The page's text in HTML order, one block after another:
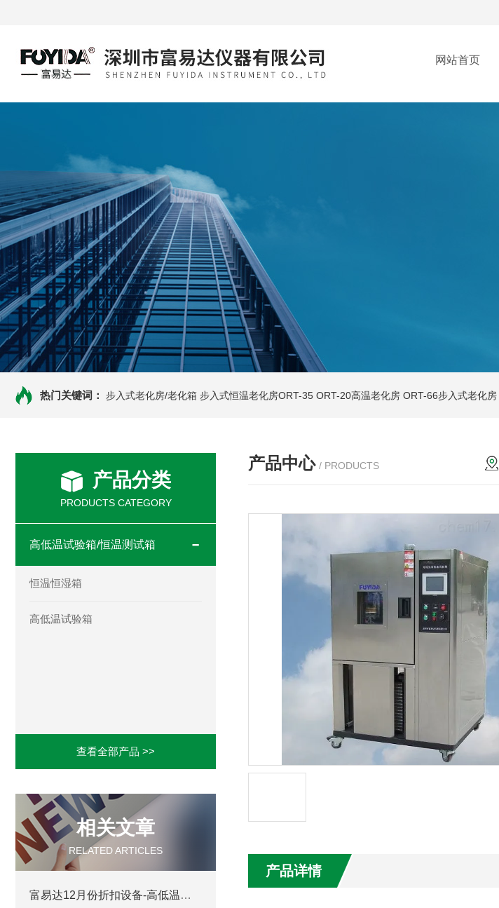
网站首页
热门关键词： 步入式老化房/老化箱 步入式恒温老化房ORT-35 ORT-20高温老化房 ORT-66步入式老化房
产品分类
PRODUCTS CATEGORY
高低温试验箱/恒温测试箱
恒温恒湿箱
高低温试验箱
查看全部产品 >>
相关文章
RELATED ARTICLES
富易达12月份折扣设备-高低温试验箱TLP80
产品中心 / PRODUCTS
产品详情